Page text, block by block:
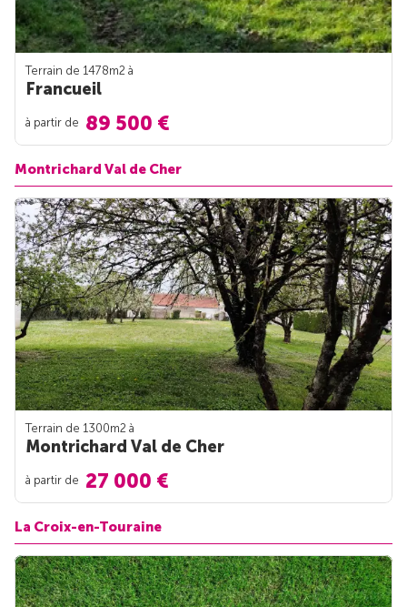
Terrain de 1478m2 à
Francueil
à partir de 89 500 €
Montrichard Val de Cher
Terrain de 1300m2 à
Montrichard Val de Cher
à partir de 27 000 €
La Croix-en-Touraine